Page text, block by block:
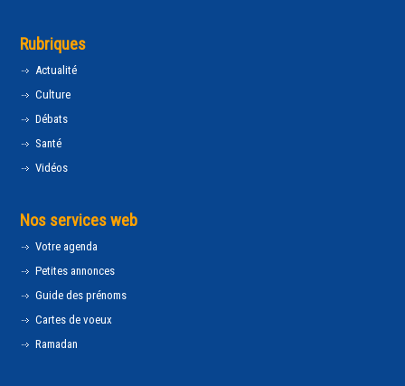
Rubriques
Actualité
Culture
Débats
Santé
Vidéos
Nos services web
Votre agenda
Petites annonces
Guide des prénoms
Cartes de voeux
Ramadan